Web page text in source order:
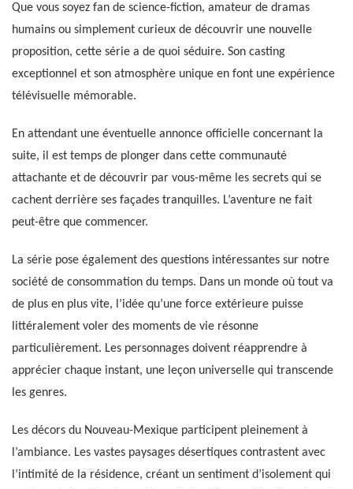
Que vous soyez fan de science-fiction, amateur de dramas
humains ou simplement curieux de découvrir une nouvelle
proposition, cette série a de quoi séduire. Son casting
exceptionnel et son atmosphère unique en font une expérience
télévisuelle mémorable.
En attendant une éventuelle annonce officielle concernant la
suite, il est temps de plonger dans cette communauté
attachante et de découvrir par vous-même les secrets qui se
cachent derrière ses façades tranquilles. L’aventure ne fait
peut-être que commencer.
La série pose également des questions intéressantes sur notre
société de consommation du temps. Dans un monde où tout va
de plus en plus vite, l’idée qu’une force extérieure puisse
littéralement voler des moments de vie résonne
particulièrement. Les personnages doivent réapprendre à
apprécier chaque instant, une leçon universelle qui transcende
les genres.
Les décors du Nouveau-Mexique participent pleinement à
l’ambiance. Les vastes paysages désertiques contrastent avec
l’intimité de la résidence, créant un sentiment d’isolement qui